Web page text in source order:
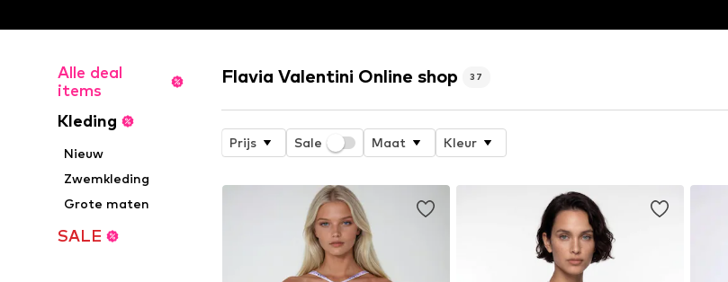
Alle deal
items
Kleding
Nieuw
Zwemkleding
Grote maten
SALE
Flavia Valentini Online shop 37
Prijs Sale Maat Kleur